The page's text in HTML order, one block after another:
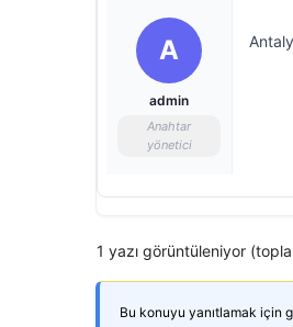
A
admin
Anahtar
yönetici
1 yazı görüntüleniyor
Bu konuyu yanıtlamak için